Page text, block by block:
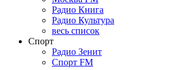
Радио Книга
Радио Культура
весь список
Спорт
Радио Зенит
Спорт FM